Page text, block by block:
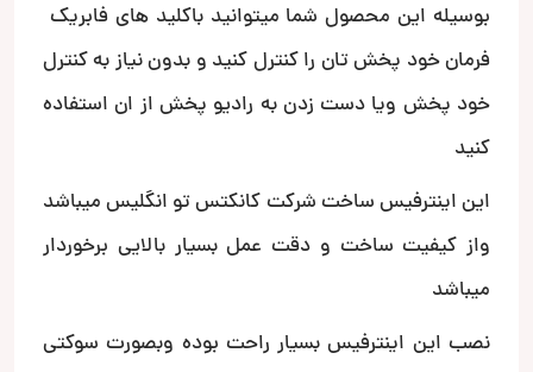
بوسیله این محصول شما میتوانید باکلید های فابریک
فرمان خود پخش تان را کنترل کنید و بدون نیاز به کنترل
خود پخش ویا دست زدن به رادیو پخش از ان استفاده
کنید
این اینترفیس ساخت شرکت کانکتس تو انگلیس میباشد
واز کیفیت ساخت و دقت عمل بسیار بالایی برخوردار
میباشد
نصب این اینترفیس بسیار راحت بوده وبصورت سوکتی